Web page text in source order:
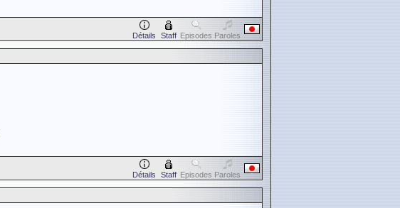
Détails Staff Episodes Paroles
Détails Staff Episodes Paroles